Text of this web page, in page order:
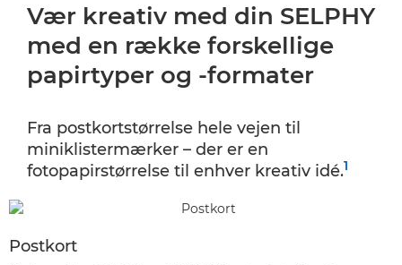
Vær kreativ med din SELPHY
med en række forskellige
papirtyper og -formater
Fra postkortstørrelse hele vejen til
miniklistermærker – der er en
fotopapirstørrelse til enhver kreativ idé.1
Postkort